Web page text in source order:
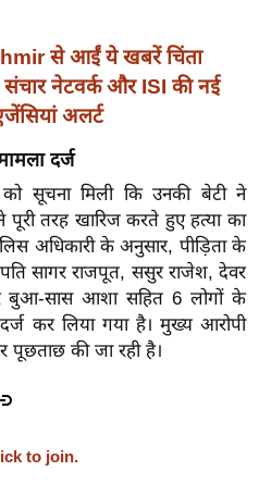
से आईं ये खबरें चिंता
नेटवर्क और ISI की नई
अलर्ट
दर्ज
को सूचना मिली कि उनकी बेटी ने
तरह खारिज करते हुए हत्या का
अधिकारी के अनुसार, पीड़िता के
सागर राजपूत, ससुर राजेश, देवर
बुआ-सास आशा सहित 6 लोगों के
कर लिया गया है। मुख्य आरोपी
पूछताछ की जा रही है।
to join.